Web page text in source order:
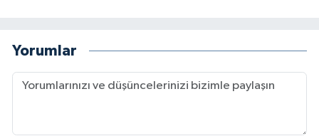
Yorumlar